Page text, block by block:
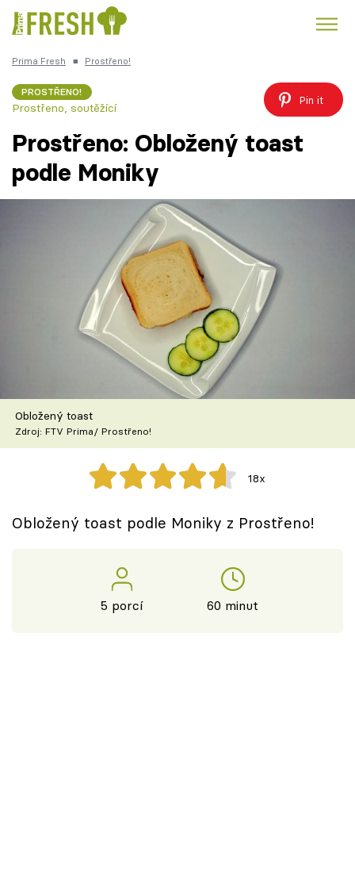
Česká kuchyně
TV Program
Recepty z TV
Speciál: Cuketa
Těhotnej kuchař
Sledujte prima+
Prima Fresh ■ Prostřeno!
PROSTŘENO!
Prostřeno, soutěžící
Pin it
Prostřeno: Obložený toast
podle Moniky
Obložený toast
Zdroj: FTV Prima/ Prostřeno!
18x
Obložený toast podle Moniky z Prostřeno!
5 porcí 60 minut